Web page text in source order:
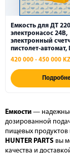
Емкость для ДТ
электронасос 24В,
электронный
пистолет-автомат,
420 000 - 450 000
Емкости —
дозированной
пищевых продуктов
HUNTER PARTS вы
качества и